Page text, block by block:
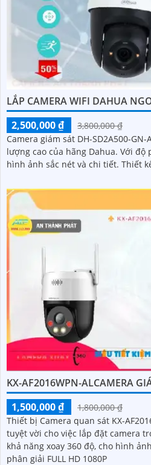
LẮP CAMERA WIFI DAHUA
2,500,000 ₫
3,800,000 ₫
Camera giám sát DH-SD2A500-
lượng cao của hãng Dahua. Với độ phân giải 5MP, camera cho
hình ảnh
KX-AF2016WPN-ALCAMERA
1,500,000 ₫
1,800,000 ₫
Thiết bị Camera quan sát KX-
tuyệt vời cho việc lắp đặt camera trong căn hộ.
khả năng xoay 360 độ, cho hình
phân giải FULL HD 1080P